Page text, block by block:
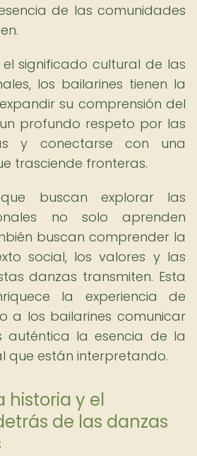
de las comunidades
el significado cultural de las
los bailarines tienen la
su comprensión del
profundo respeto por las
y conectarse con una
trasciende fronteras.
buscan explorar las
no solo aprenden
buscan comprender la
social, los valores y las
danzas transmiten. Esta
la experiencia de
a los bailarines comunicar
auténtica la esencia de la
que están interpretando.
historia y el
de las danzas